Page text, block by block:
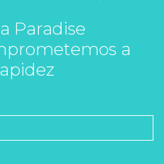
Paradise
a